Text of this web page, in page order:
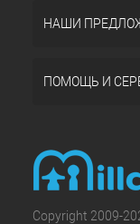
НАШИ
ПОМОЩЬ И
Copyright 2009-